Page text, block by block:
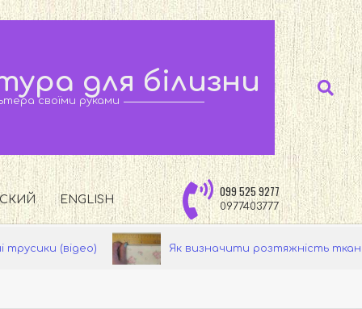
для білизни
своїми руками
Search
ENGLISH
099 525 9277
0977403777
Як визначити розтяжність тканини